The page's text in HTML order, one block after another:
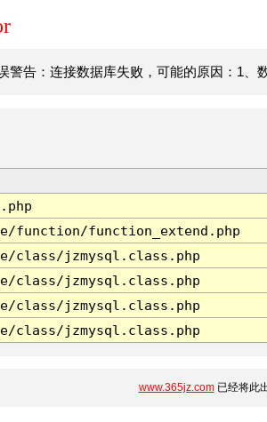
警告：连接数据库失败，可能的原因：1、
function/function_extend.php
class/jzmysql.class.php
class/jzmysql.class.php
class/jzmysql.class.php
class/jzmysql.class.php
www.365jz.com已经将此